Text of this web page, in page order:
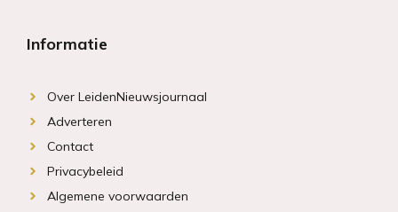
Informatie
Over LeidenNieuwsjournaal
Adverteren
Contact
Privacybeleid
Algemene voorwaarden